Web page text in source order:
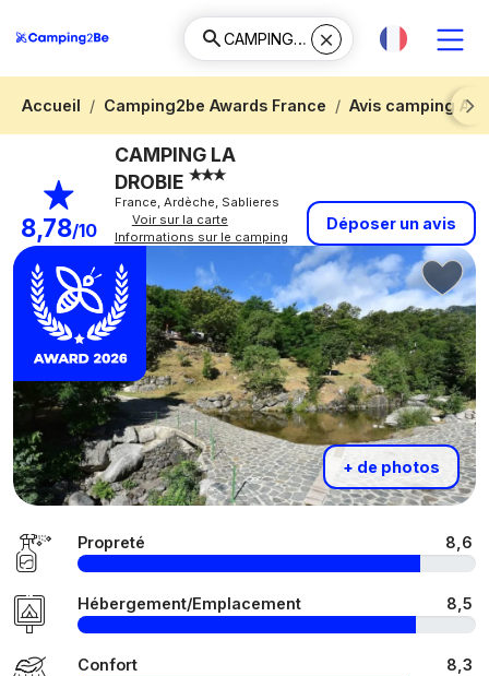
Accueil Camping2be Awards France
Avis camping
Next
8,78/10
CAMPING LA
DROBIE
France, Ardèche, Sablieres
Voir sur la carte
Informations sur le camping
Déposer un avis
+ de photos
Propreté 8,6
Hébergement/Emplacement 8,5
Confort 8,3